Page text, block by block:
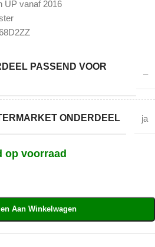
UP vanaf 2016
PASSEND VOOR
–
ONDERDEEL ja
op voorraad
Aan Winkelwagen